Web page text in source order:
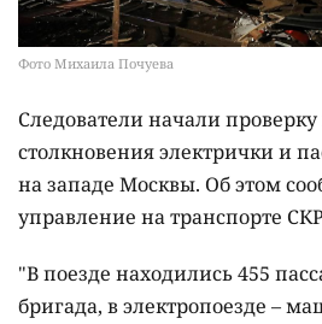
Фото Михаила Почуева
Следователи начали
столкновения электрички и
на западе Москвы. Об этом
управление на транспорте
"В поезде находились 455
бригада, в электропоезде –